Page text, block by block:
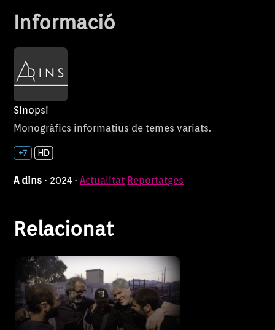
Informació
Sinopsi
Monogràfics informatius de temes variats.
A dins · 2024 ·Actualitat Reportatges
Relacionat
Zoom
Històries de vida que il·lustren
preocupen i afecten la nostra